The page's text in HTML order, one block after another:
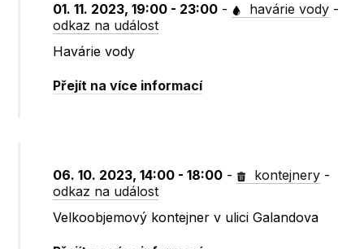
01. 11. 2023, 19:00 - 23:00 - havárie vody -
odkaz na událost
Havárie vody
Přejít na více informací
06. 10. 2023, 14:00 - 18:00 - kontejnery -
odkaz na událost
Velkoobjemový kontejner v ulici Galandova